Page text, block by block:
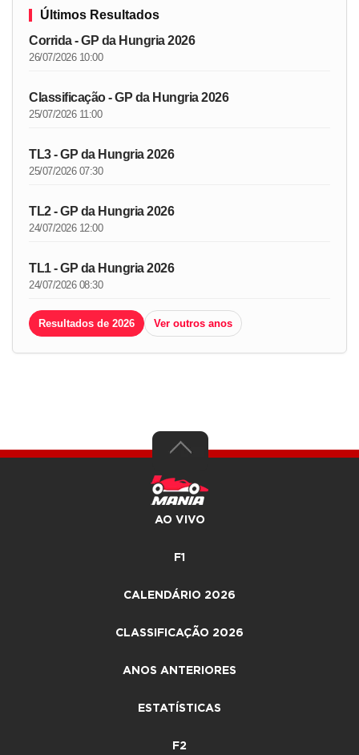
Últimos Resultados
Corrida - GP da Hungria 2026
26/07/2026 10:00
Classificação - GP da Hungria 2026
25/07/2026 11:00
TL3 - GP da Hungria 2026
25/07/2026 07:30
TL2 - GP da Hungria 2026
24/07/2026 12:00
TL1 - GP da Hungria 2026
24/07/2026 08:30
Resultados de 2026 Ver outros anos
AO VIVO
F1
CALENDÁRIO 2026
CLASSIFICAÇÃO 2026
ANOS ANTERIORES
ESTATÍSTICAS
F2